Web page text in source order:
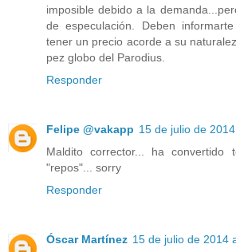
imposible debido a la
de especulación. Deben
tener un precio acorde a su
pez globo del Parodius.
Responder
Felipe @vakapp 15 de julio de
Maldito corrector... ha convertido
"repos"... sorry
Responder
Óscar Martínez 15 de julio de 2014